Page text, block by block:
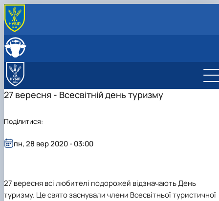
27 вересня - Всесвітній день туризму
27 вересня всі любителі подорожей відзначають День
туризму. Це свято заснували члени Всесвітньої туристичної
пн, 28 вер 2020 - 03:00
Поділитися: